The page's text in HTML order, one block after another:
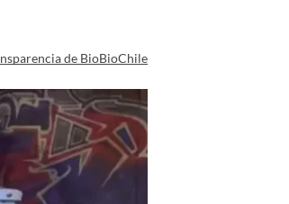
de BioBioChile